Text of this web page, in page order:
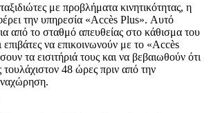
με προβλήματα κινητικότητας, η
την υπηρεσία «Accès Plus». Αυτό
από το σταθμό απευθείας στο κάθισμα του
επιβάτες να επικοινωνούν με το «Accès
τα εισιτήριά τους και να βεβαιωθούν ότι
τουλάχιστον 48 ώρες πριν από την